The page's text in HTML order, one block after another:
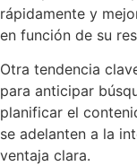
rápidamente y
en función de su
Otra tendencia
para anticipar
planificar el
se adelanten a la
ventaja clara.